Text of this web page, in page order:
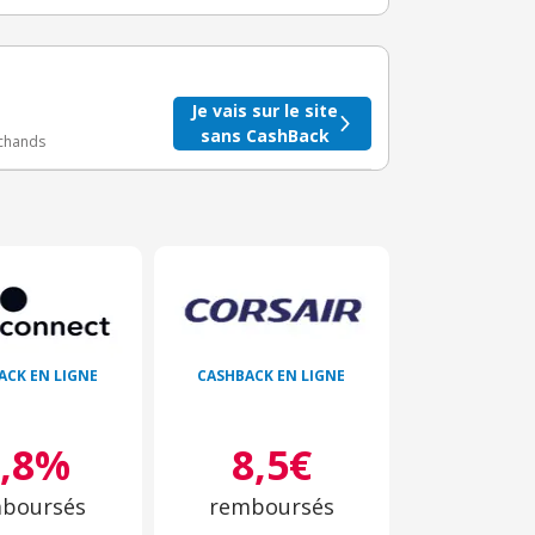
crédité après le téléchargement de l'alerte
Je vais sur le site
sans CashBack
EN LIGNE CASHBACK EN LIGNE
8,5€
remboursés